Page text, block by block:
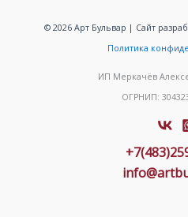
© 2026 Арт Бульвар | Сайт
Политика
ИП Меркачёв
ОГРНИП: